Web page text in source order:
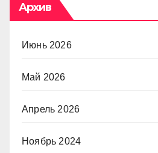
Архив
Июнь 2026
Май 2026
Апрель 2026
Ноябрь 2024